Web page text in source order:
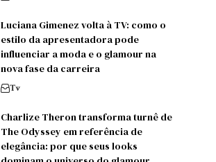
Luciana Gimenez volta à TV: como o
estilo da apresentadora pode
influenciar a moda e o glamour na
nova fase da carreira
Tv
Charlize Theron transforma turnê de
The Odyssey em referência de
elegância: por que seus looks